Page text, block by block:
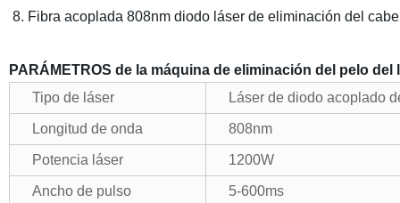
8. Fibra acoplada 808nm diodo láser de eliminación del
PARÁMETROS de la máquina de eliminación del pelo
Tipo de láser
Láser de diodo acoplado
Longitud de onda 808nm
Potencia láser 1200W
Ancho de pulso 5-600ms